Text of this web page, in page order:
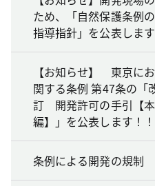
ため、「自然保護条例
指導指針」を公表します
【お知らせ】 東京に
関する条例 第47条の
訂 開発許可の手引【
編】」を公表します！！
条例による開発の規制